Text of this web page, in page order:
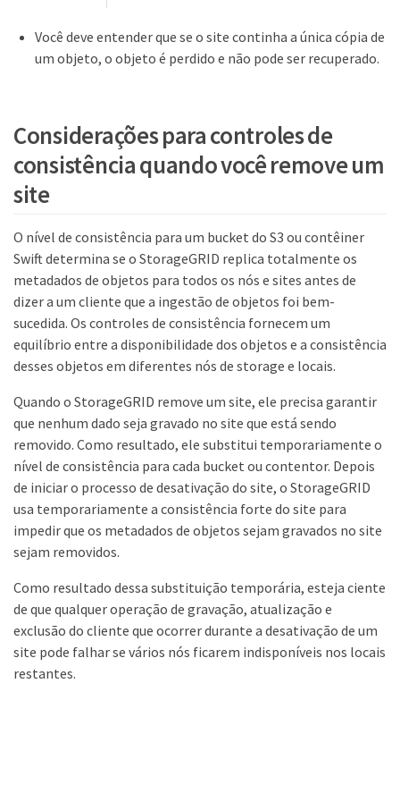
Você deve entender que se o site continha a única cópia de
um objeto, o objeto é perdido e não pode ser recuperado.
Considerações para controles de
consistência quando você remove um
site
O nível de consistência para um bucket do S3 ou contêiner
Swift determina se o StorageGRID replica totalmente os
metadados de objetos para todos os nós e sites antes de
dizer a um cliente que a ingestão de objetos foi bem-
sucedida. Os controles de consistência fornecem um
equilíbrio entre a disponibilidade dos objetos e a consistência
desses objetos em diferentes nós de storage e locais.
Quando o StorageGRID remove um site, ele precisa garantir
que nenhum dado seja gravado no site que está sendo
removido. Como resultado, ele substitui temporariamente o
nível de consistência para cada bucket ou contentor. Depois
de iniciar o processo de desativação do site, o StorageGRID
usa temporariamente a consistência forte do site para
impedir que os metadados de objetos sejam gravados no site
sejam removidos.
Como resultado dessa substituição temporária, esteja ciente
de que qualquer operação de gravação, atualização e
exclusão do cliente que ocorrer durante a desativação de um
site pode falhar se vários nós ficarem indisponíveis nos locais
restantes.